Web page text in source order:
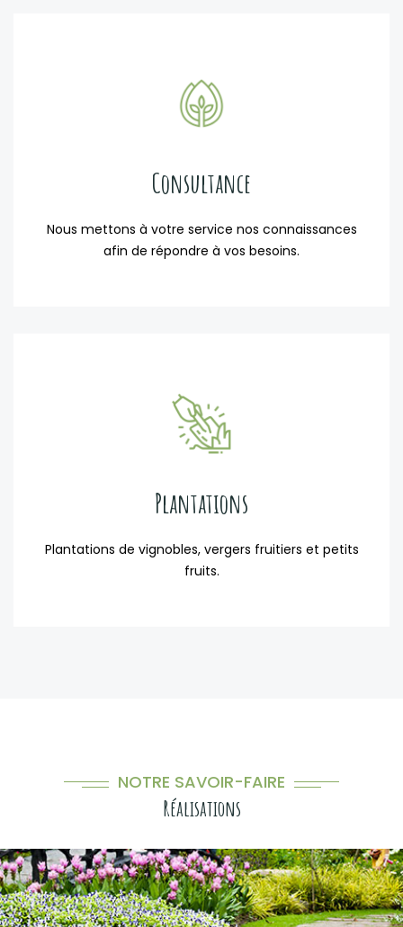
Consultance
Nous mettons à votre service nos connaissances
afin de répondre à vos besoins.
Plantations
Plantations de vignobles, vergers fruitiers et petits
fruits.
NOTRE SAVOIR-FAIRE
Réalisations